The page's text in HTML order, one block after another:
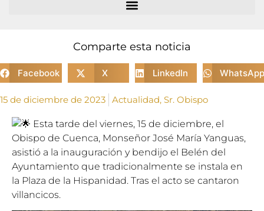
Comparte esta noticia
Facebook X LinkedIn WhatsApp
15 de diciembre de 2023 Actualidad, Sr. Obispo
Esta tarde del viernes, 15 de diciembre, el
Obispo de Cuenca, Monseñor José María Yanguas,
asistió a la inauguración y bendijo el Belén del
Ayuntamiento que tradicionalmente se instala en
la Plaza de la Hispanidad. Tras el acto se cantaron
villancicos.